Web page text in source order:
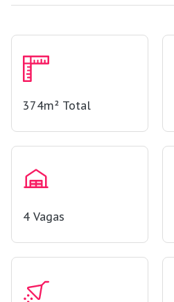
374m² Total
4 Vagas